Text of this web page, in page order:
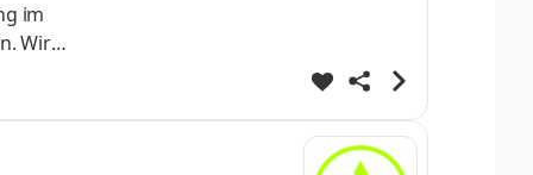
im
Wir
und